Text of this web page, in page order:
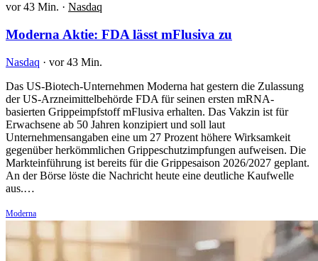
vor 43 Min. · Nasdaq
Moderna Aktie: FDA lässt mFlusiva zu
Nasdaq · vor 43 Min.
Das US-Biotech-Unternehmen Moderna hat gestern die Zulassung
der US-Arzneimittelbehörde FDA für seinen ersten mRNA-
basierten Grippeimpfstoff mFlusiva erhalten. Das Vakzin ist für
Erwachsene ab 50 Jahren konzipiert und soll laut
Unternehmensangaben eine um 27 Prozent höhere Wirksamkeit
gegenüber herkömmlichen Grippeschutzimpfungen aufweisen. Die
Markteinführung ist bereits für die Grippesaison 2026/2027 geplant.
An der Börse löste die Nachricht heute eine deutliche Kaufwelle
aus.…
Moderna